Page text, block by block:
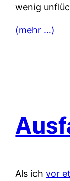
wenig
(mehr …)
Als ichvor